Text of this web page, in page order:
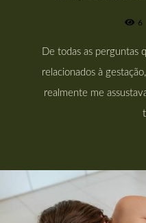
6
De todas as perguntas
relacionados à
realmente me